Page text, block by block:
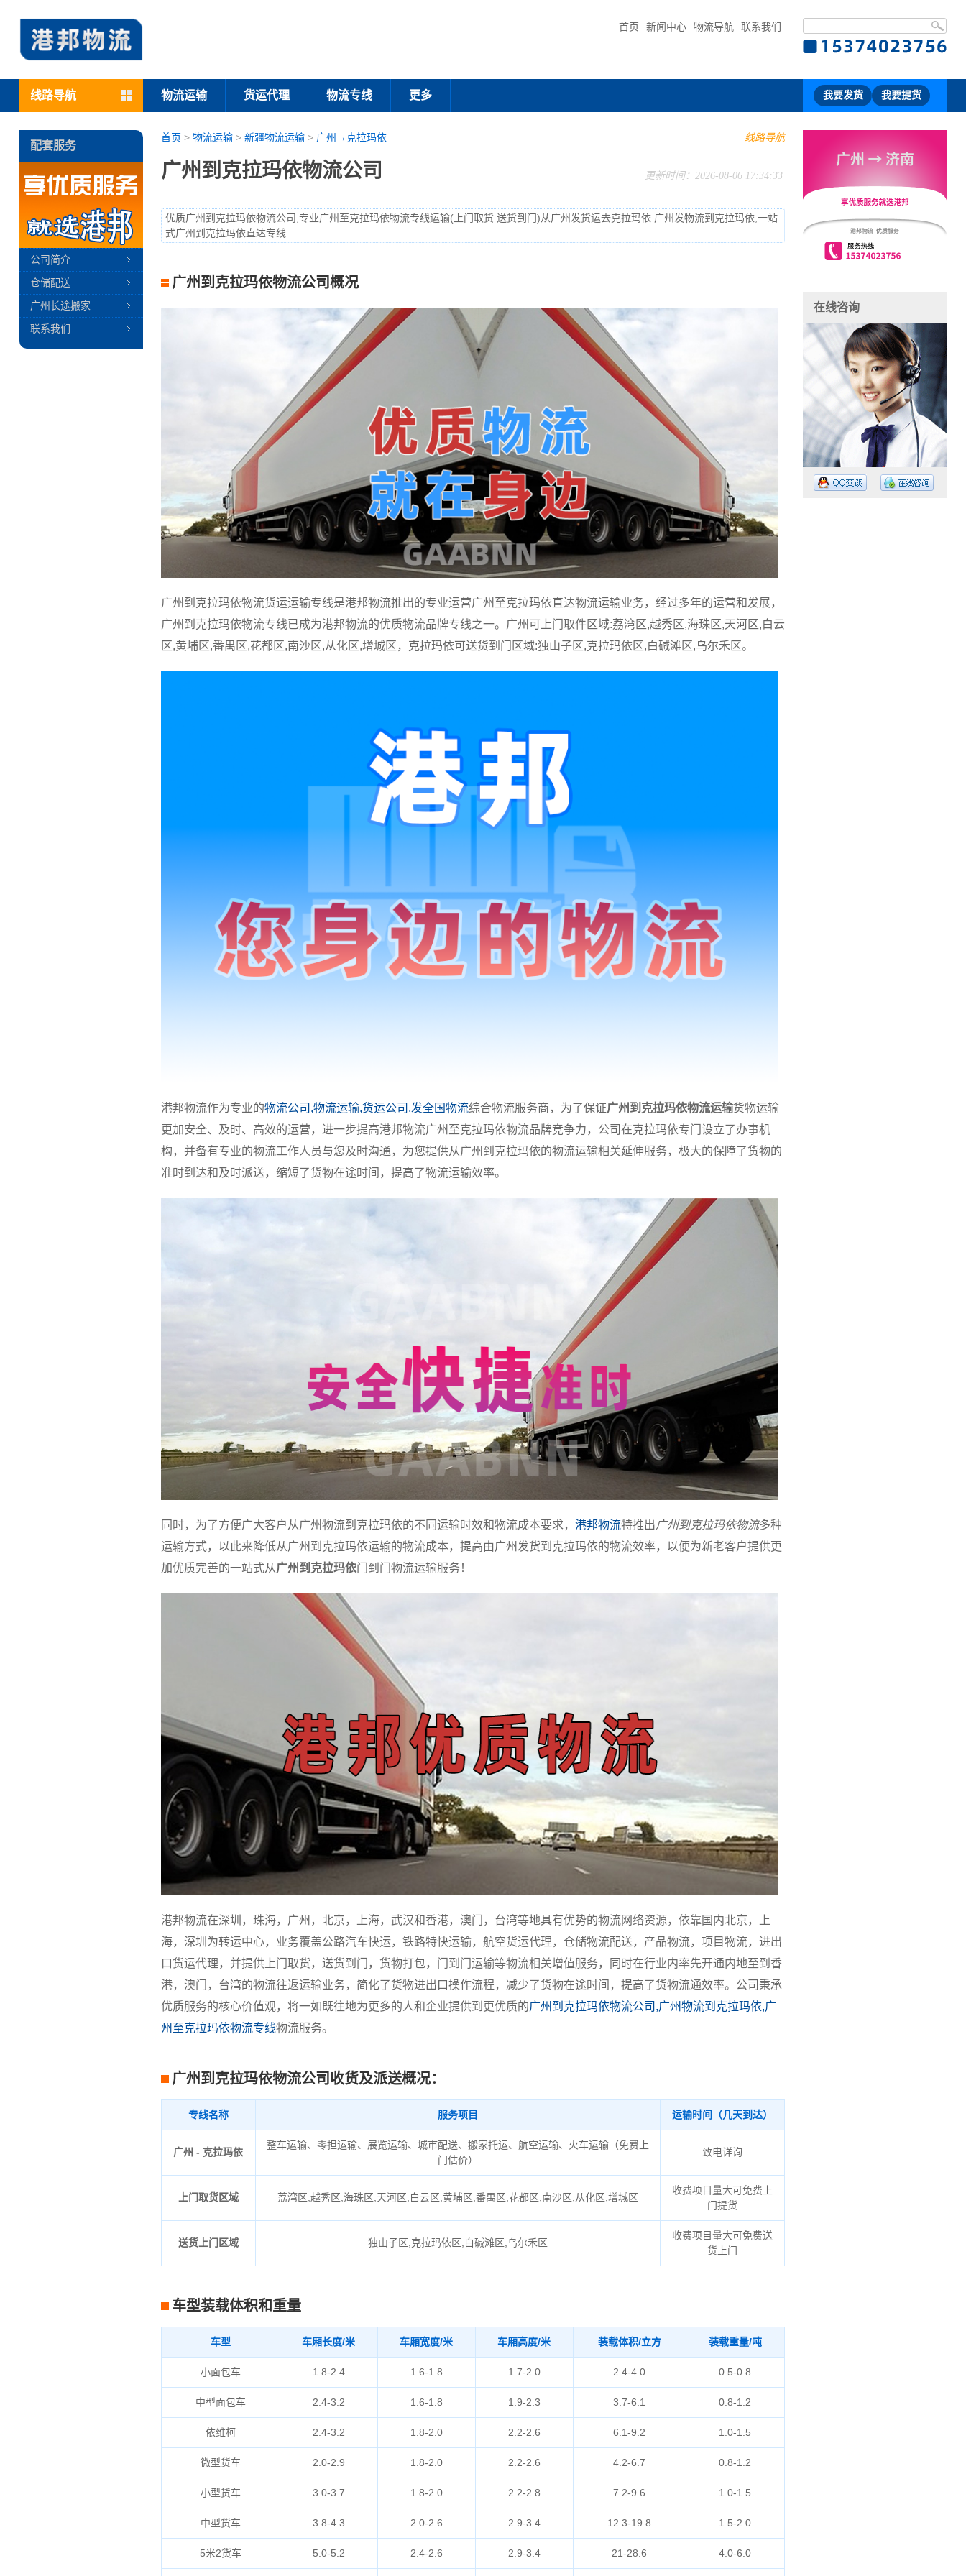
首页 新闻中心 物流导航 联系我们
线路导航 物流运输 货运代理 物流专线 更多 我要发货 我要提货
线路导航
首页 > 物流运输> 新疆物流运输> 广州→克拉玛依
广州到克拉玛依物流公司 更新时间：2026-08-06 17:34:33
优质广州到克拉玛依物流公司,专业广州至克拉玛依物流专线运输(上门取货 送货到门)从广州发货运去克拉玛依 广州发物流到克拉玛依,一站
式广州到克拉玛依直达专线
广州到克拉玛依物流公司概况
广州到克拉玛依物流货运运输专线是港邦物流推出的专业运营广州至克拉玛依直达物流运输业务，经过多年的运营和发展，
广州到克拉玛依物流专线已成为港邦物流的优质物流品牌专线之一。广州可上门取件区域:荔湾区,越秀区,海珠区,天河区,白云
区,黄埔区,番禺区,花都区,南沙区,从化区,增城区，克拉玛依可送货到门区域:独山子区,克拉玛依区,白碱滩区,乌尔禾区。
港邦物流作为专业的物流公司,物流运输,货运公司,发全国物流综合物流服务商，为了保证广州到克拉玛依物流运输货物运输
更加安全、及时、高效的运营，进一步提高港邦物流广州至克拉玛依物流品牌竞争力，公司在克拉玛依专门设立了办事机
构，并备有专业的物流工作人员与您及时沟通，为您提供从广州到克拉玛依的物流运输相关延伸服务，极大的保障了货物的
准时到达和及时派送，缩短了货物在途时间，提高了物流运输效率。
同时，为了方便广大客户从广州物流到克拉玛依的不同运输时效和物流成本要求， 港邦物流特推出广州到克拉玛依物流多种
运输方式，以此来降低从广州到克拉玛依运输的物流成本，提高由广州发货到克拉玛依的物流效率，以便为新老客户提供更
加优质完善的一站式从广州到克拉玛依门到门物流运输服务！
港邦物流在深圳，珠海，广州，北京，上海，武汉和香港，澳门，台湾等地具有优势的物流网络资源，依靠国内北京，上
海，深圳为转运中心，业务覆盖公路汽车快运，铁路特快运输，航空货运代理，仓储物流配送，产品物流，项目物流，进出
口货运代理，并提供上门取货，送货到门，货物打包，门到门运输等物流相关增值服务，同时在行业内率先开通内地至到香
港，澳门，台湾的物流往返运输业务，简化了货物进出口操作流程，减少了货物在途时间，提高了货物流通效率。公司秉承
优质服务的核心价值观，将一如既往地为更多的人和企业提供到更优质的广州到克拉玛依物流公司,广州物流到克拉玛依,广
州至克拉玛依物流专线物流服务。
广州到克拉玛依物流公司收货及派送概况：
专线名称 服务项目 运输时间（几天到达）
广州 - 克拉玛依
整车运输、零担运输、展览运输、城市配送、搬家托运、航空运输、火车运输（免费上
门估价）
致电详询
上门取货区域 荔湾区,越秀区,海珠区,天河区,白云区,黄埔区,番禺区,花都区,南沙区,从化区,增城区
收费项目量大可免费上
门提货
送货上门区域 独山子区,克拉玛依区,白碱滩区,乌尔禾区
收费项目量大可免费送
货上门
车型装载体积和重量
车型 车厢长度/米 车厢宽度/米 车厢高度/米 装载体积/立方 装载重量/吨
小面包车 1.8-2.4 1.6-1.8 1.7-2.0 2.4-4.0 0.5-0.8
中型面包车 2.4-3.2 1.6-1.8 1.9-2.3 3.7-6.1 0.8-1.2
依维柯 2.4-3.2 1.8-2.0 2.2-2.6 6.1-9.2 1.0-1.5
微型货车 2.0-2.9 1.8-2.0 2.2-2.6 4.2-6.7 0.8-1.2
小型货车 3.0-3.7 1.8-2.0 2.2-2.8 7.2-9.6 1.0-1.5
中型货车 3.8-4.3 2.0-2.6 2.9-3.4 12.3-19.8 1.5-2.0
5米2货车 5.0-5.2 2.4-2.6 2.9-3.4 21-28.6 4.0-6.0
配套服务
公司简介
仓储配送
广州长途搬家
联系我们
在线咨询